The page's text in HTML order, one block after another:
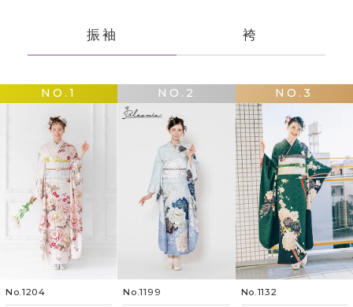
振袖 袴
NO.1
No.1204
NO.2
No.1199
NO.3
No.1132